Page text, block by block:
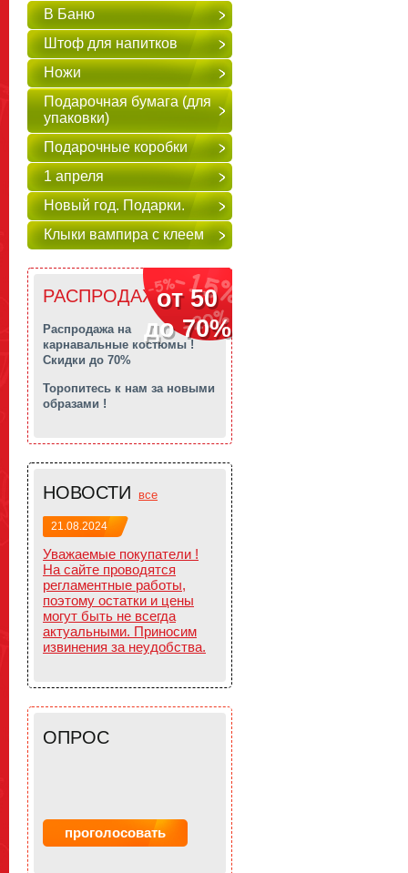
В Баню
Штоф для напитков
Ножи
Подарочная бумага (для
упаковки)
Подарочные коробки
1 апреля
Новый год. Подарки.
Клыки вампира с клеем
от 50
до 70%
РАСПРОДАЖА!!!
Распродажа на
карнавальные костюмы !
Скидки до 70%
Торопитесь к нам за новыми
образами !
НОВОСТИ все
21.08.2024
Уважаемые покупатели !
На сайте проводятся
регламентные работы,
поэтому остатки и цены
могут быть не всегда
актуальными. Приносим
извинения за неудобства.
ОПРОС